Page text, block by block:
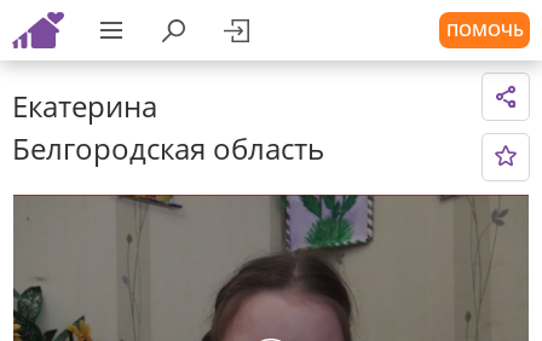
ПОМОЧЬ
Екатерина
Белгородская область